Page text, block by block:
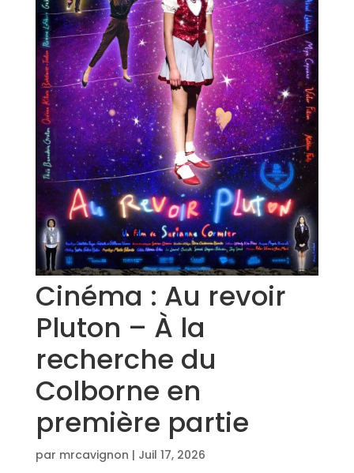
Cinéma : Au revoir
Pluton – À la
recherche du
Colborne en
première partie
par mrcavignon | Juil 17, 2026